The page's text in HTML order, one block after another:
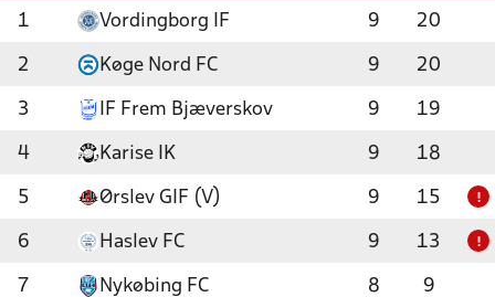
1 Vordingborg IF 9 20
2 Køge Nord FC 9 20
3 IF Frem Bjæverskov 9 19
4 Karise IK 9 18
5 Ørslev GIF (V) 9 15 !
6 Haslev FC 9 13 !
7 Nykøbing FC 8 9